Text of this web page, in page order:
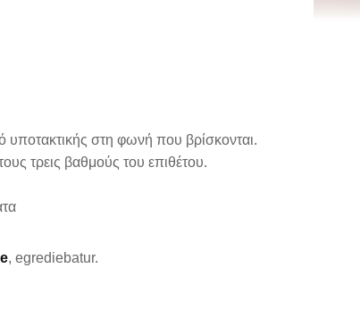
υποτακτικής στη φωνή που βρίσκονται.
τρεις βαθμούς του επιθέτου.
, egrediebatur.